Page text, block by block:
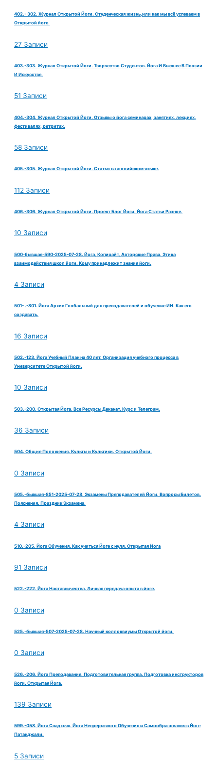
402.- 302. Журнал Открытой Йоги. Студенческая жизнь,или как мы всё успеваем в
Открытой йоге.
27 Записи
403.-303. Журнал Открытой Йоги. Творчество Студентов. Йога И Высшее В Поэзии
И Искусстве.
51 Записи
404.-304. Журнал Открытой Йоги. Отзывы о йога семинарах, занятиях, лекциях,
фестивалях, ретритах.
58 Записи
405.-305. Журнал Открытой Йоги. Статьи на английском языке.
112 Записи
406.-306. Журнал Открытой Йоги. Проект Блог Йоги. Йога Статьи Разное.
10 Записи
500-бывшая-590-2025-07-28. Йога, Копирайт, Авторские Права. Этика
взаимодействия школ йоги. Кому принадлежит знания йоги.
4 Записи
501- .-801. Йога Архив Глобальный для преподавателей и обучение ИИ. Как его
создавать.
16 Записи
502.-123. Йога Учебный План на 40 лет. Организация учебного процесса в
Университете Открытой йоги.
10 Записи
503.-200. Открытая Йога. Все Ресурсы Деканат. Курс и Телеграм.
36 Записи
504. Общие Положения. Культы и Культики. Открытой Йоги.
0 Записи
505.-бывшая-851-2025-07-28. Экзамены Преподавателей Йоги. Вопросы Билетов.
Пояснения. Праздник Экзамена.
4 Записи
510.-205. Йога Обучения. Как учиться Йоге с нуля. Открытая Йога
91 Записи
522.-222. Йога Наставничества. Личная передача опыта в йоге.
0 Записи
525.-бывшая-507-2025-07-28. Научный коллоквиумы Открытой йоги.
0 Записи
526.-206. Йога Преподавания. Подготовительная группа. Подготовка инструкторов
йоги. Открытая Йога.
139 Записи
599.-058. Йога Свадхьяя. Йога Непрерывного Обучения и Самообразования в Йоге
Патанджали.
5 Записи